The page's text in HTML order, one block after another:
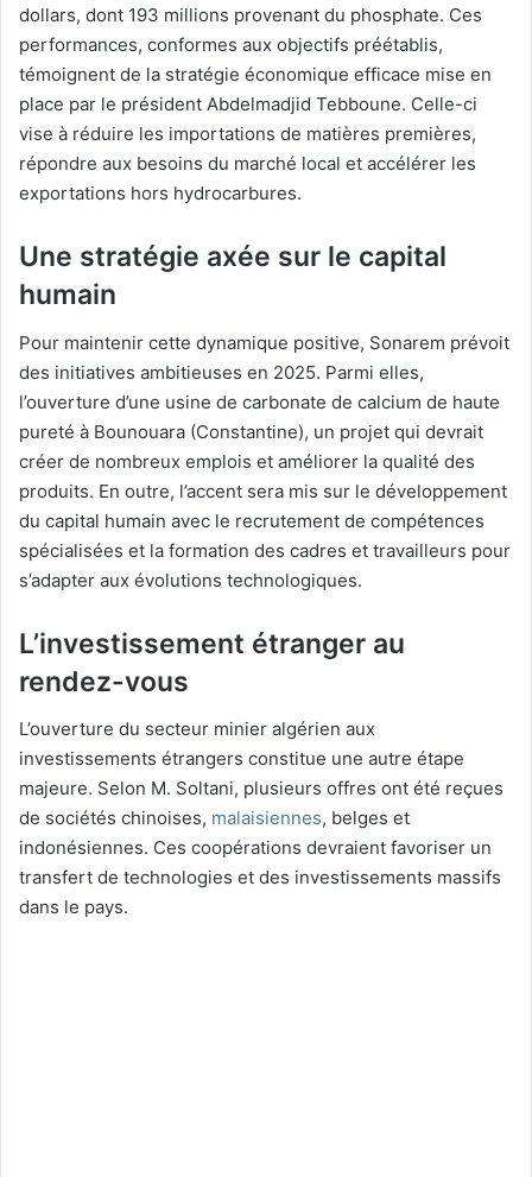
dollars, dont 193 millions provenant du phosphate. Ces
performances, conformes aux objectifs préétablis,
témoignent de la stratégie économique efficace mise en
place par le président Abdelmadjid Tebboune. Celle-ci
vise à réduire les importations de matières premières,
répondre aux besoins du marché local et accélérer les
exportations hors hydrocarbures.
Une stratégie axée sur le capital
humain
Pour maintenir cette dynamique positive, Sonarem prévoit
des initiatives ambitieuses en 2025. Parmi elles,
l’ouverture d’une usine de carbonate de calcium de haute
pureté à Bounouara (Constantine), un projet qui devrait
créer de nombreux emplois et améliorer la qualité des
produits. En outre, l’accent sera mis sur le développement
du capital humain avec le recrutement de compétences
spécialisées et la formation des cadres et travailleurs pour
s’adapter aux évolutions technologiques.
L’investissement étranger au
rendez-vous
L’ouverture du secteur minier algérien aux
investissements étrangers constitue une autre étape
majeure. Selon M. Soltani, plusieurs offres ont été reçues
de sociétés chinoises, malaisiennes, belges et
indonésiennes. Ces coopérations devraient favoriser un
transfert de technologies et des investissements massifs
dans le pays.